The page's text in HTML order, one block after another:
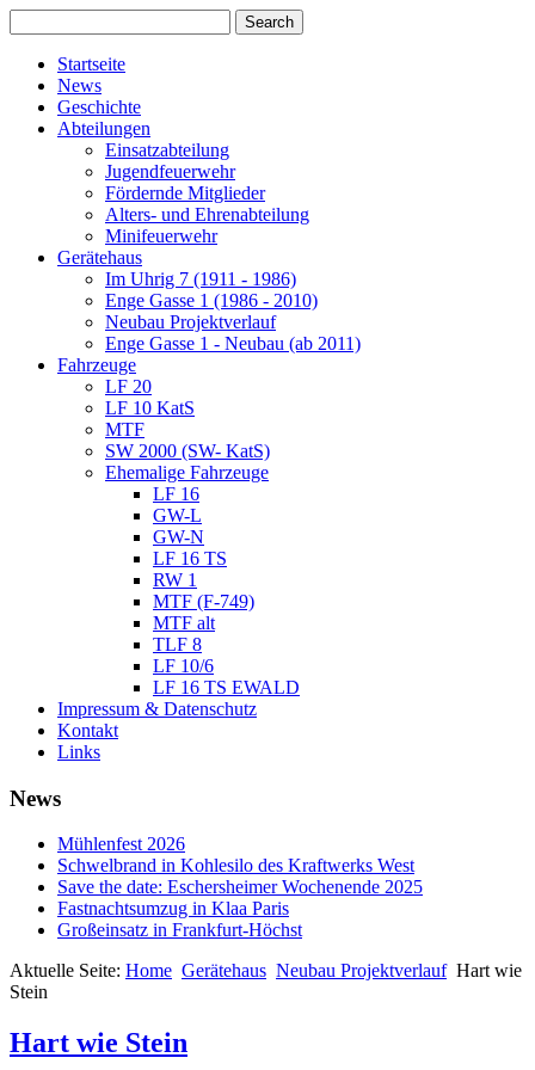
Startseite
News
Geschichte
Abteilungen
Einsatzabteilung
Jugendfeuerwehr
Fördernde Mitglieder
Alters- und Ehrenabteilung
Minifeuerwehr
Gerätehaus
Im Uhrig 7 (1911 - 1986)
Enge Gasse 1 (1986 - 2010)
Neubau Projektverlauf
Enge Gasse 1 - Neubau (ab 2011)
Fahrzeuge
LF 20
LF 10 KatS
MTF
SW 2000 (SW- KatS)
Ehemalige Fahrzeuge
LF 16
GW-L
GW-N
LF 16 TS
RW 1
MTF (F-749)
MTF alt
TLF 8
LF 10/6
LF 16 TS EWALD
Impressum & Datenschutz
Kontakt
Links
News
Mühlenfest 2026
Schwelbrand in Kohlesilo des Kraftwerks West
Save the date: Eschersheimer Wochenende 2025
Fastnachtsumzug in Klaa Paris
Großeinsatz in Frankfurt-Höchst
Aktuelle Seite: Home Gerätehaus Neubau Projektverlauf Hart wie
Stein
Hart wie Stein